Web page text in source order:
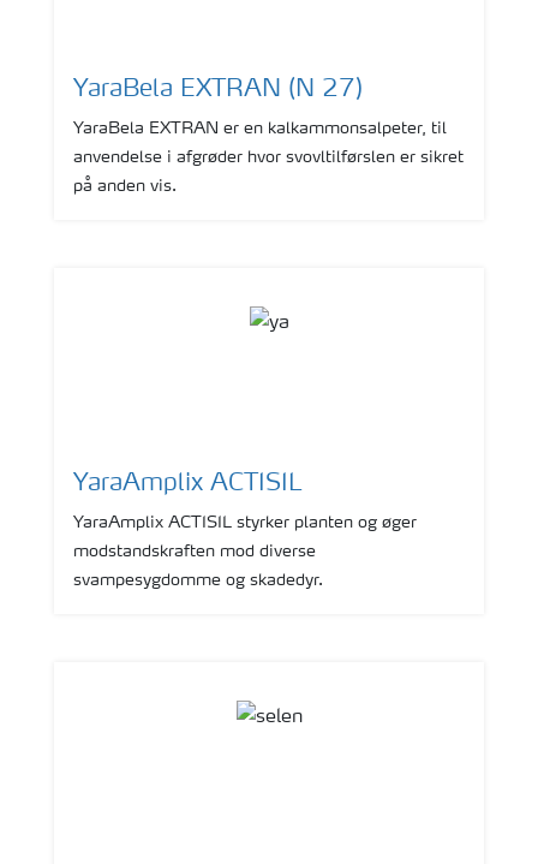
YaraBela EXTRAN (N 27)
YaraBela EXTRAN er en kalkammonsalpeter, til
anvendelse i afgrøder hvor svovltilførslen er sikret
på anden vis.
YaraAmplix ACTISIL
YaraAmplix ACTISIL styrker planten og øger
modstandskraften mod diverse
svampesygdomme og skadedyr.